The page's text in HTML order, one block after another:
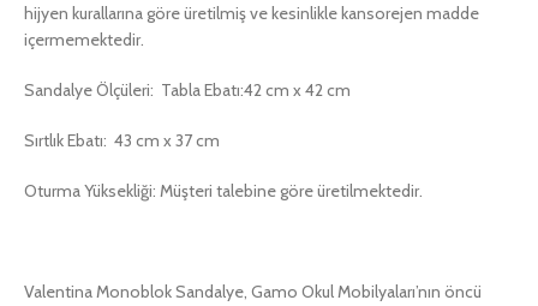
hijyen kurallarına göre üretilmiş ve kesinlikle kansorejen madde
içermemektedir.
Sandalye Ölçüleri: Tabla Ebatı:42 cm x 42 cm
Sırtlık Ebatı: 43 cm x 37 cm
Oturma Yüksekliği: Müşteri talebine göre üretilmektedir.
Valentina Monoblok Sandalye, Gamo Okul Mobilyaları’nın öncü